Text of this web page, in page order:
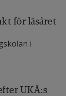
för läsåret
i
UKÄ:s